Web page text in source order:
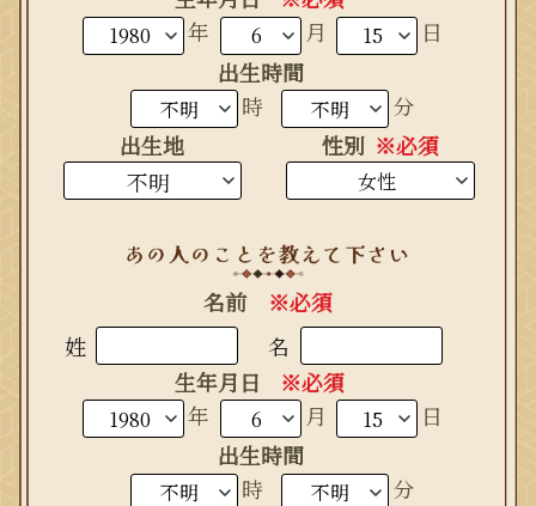
生まれ年
年 月
日
出生時間
時
分
出生地
性別 ※必須
名前
※必須
姓
名
生年月日
※必須
生まれ年
年 月
日
出生時間
時
分